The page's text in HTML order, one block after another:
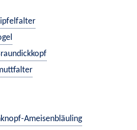
Ameisenbläuling